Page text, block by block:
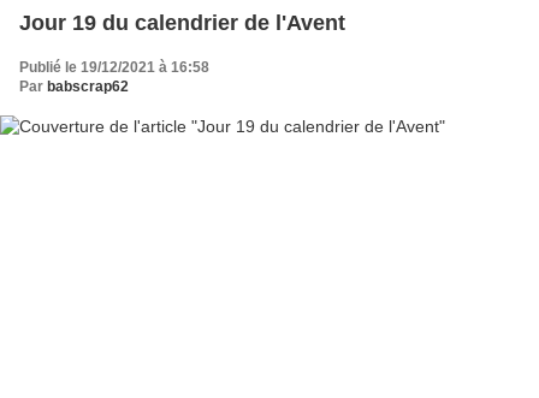
Jour 19 du calendrier de l'Avent
Publié le 19/12/2021 à 16:58
Par babscrap62